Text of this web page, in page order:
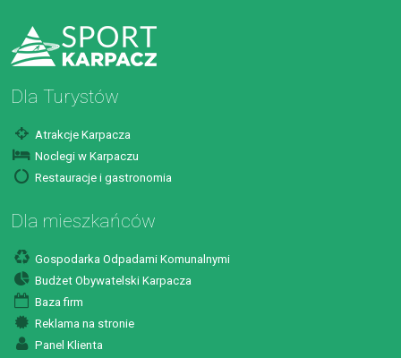
Dla Turystów
Atrakcje Karpacza
Noclegi w Karpaczu
Restauracje i gastronomia
Dla mieszkańców
Gospodarka Odpadami Komunalnymi
Budżet Obywatelski Karpacza
Baza firm
Reklama na stronie
Panel Klienta